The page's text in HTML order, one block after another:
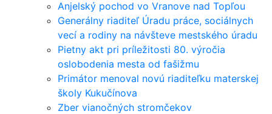
Anjelský pochod vo Vranove nad Topľou
Generálny riaditeľ Úradu práce, sociálnych
vecí a rodiny na návšteve mestského úradu
Pietny akt pri príležitosti 80. výročia
oslobodenia mesta od fašižmu
Primátor menoval novú riaditeľku materskej
školy Kukučínova
Zber vianočných stromčekov